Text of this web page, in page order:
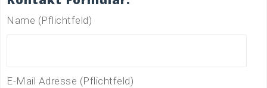
Name (Pflichtfeld)
E-Mail Adresse (Pflichtfeld)